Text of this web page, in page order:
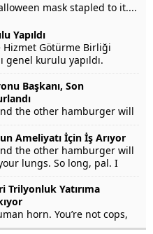
mask stapled to it....
Yapıldı
Hizmet Götürme Birliği
genel kurulu yapıldı.
Başkanı, Son
the other hamburger will
lungs. So long, pal. I
that my...
Ameliyatı İçin İş Arıyor
the other hamburger will
lungs. So long, pal. I
that my...
Trilyonluk Yatırıma
horn. You’re not cops,
In fact, he’s a crook. Yep.